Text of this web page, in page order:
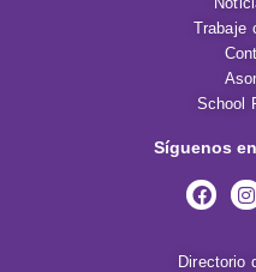
Trabaje
School
Síguenos
Directorio